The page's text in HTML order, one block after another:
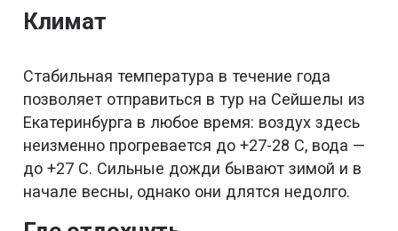
Климат
Стабильная температура в течение года
позволяет отправиться в тур на Сейшелы из
Екатеринбурга в любое время: воздух здесь
неизменно прогревается до +27-28 С, вода —
до +27 С. Сильные дожди бывают зимой и в
начале весны, однако они длятся недолго.